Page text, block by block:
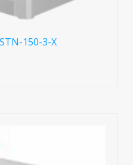
150-3-X